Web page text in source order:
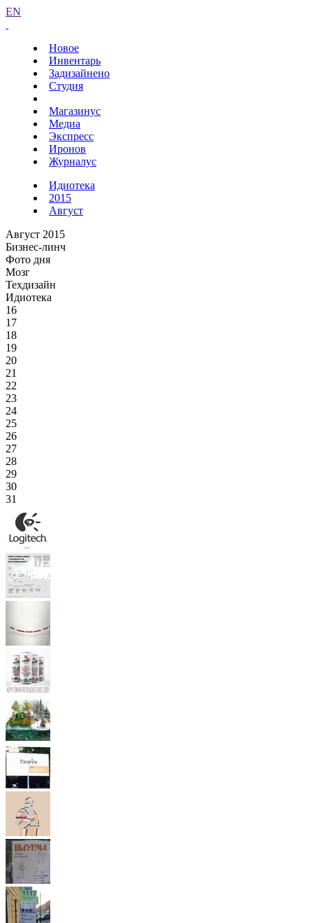
EN
Новое
Инвентарь
Задизайнено
Студия
Магазинус
Медиа
Экспресс
Иронов
Журналус
Идиотека
2015
Август
Август 2015
Бизнес-линч
Фото дня
Мозг
Техдизайн
Идиотека
16
17
18
19
20
21
22
23
24
25
26
27
28
29
30
31